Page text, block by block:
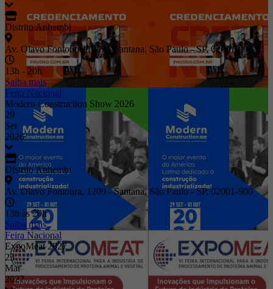
Distrito Anhembi
Av. Olavo Fontoura, 1209 - Santana, São Paulo - SP, 02001-900
13h - 20h
Saiba mais
Feira Nacional
Modern Construction Show 2026
29
Set
2026
Distrito Anhembi
Av. Olavo Fontoura, 1209 - Santana, São Paulo - SP, 02001-900
13h às 20h
Saiba mais
Feira Nacional
ExpoMeat 2027
23
Mar
2027